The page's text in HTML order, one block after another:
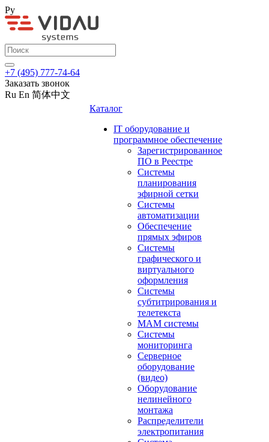
Ру
+7 (495) 777-74-64
Заказать звонок
Ru En 简体中文
Каталог
IT оборудование и
программное обеспечение
Зарегистрированное
ПО в Реестре
Системы
планирования
эфирной сетки
Системы
автоматизации
Обеспечение
прямых эфиров
Системы
графического и
виртуального
оформления
Системы
субтитрирования и
телетекста
MAM системы
Системы
мониторинга
Серверное
оборудование
(видео)
Оборудование
нелинейного
монтажа
Распределители
электропитания